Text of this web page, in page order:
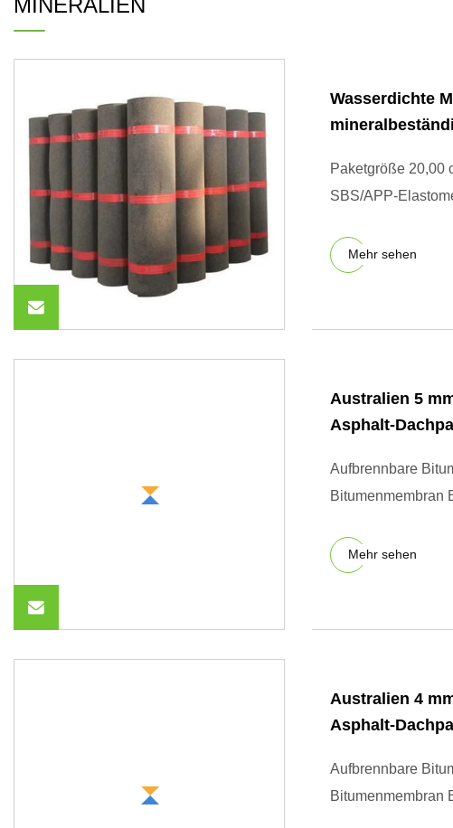
MINERALIEN
Wasserdichte
Paketgröße 20,00
SBS/APP-
Mehr sehen
Australien 5
Asphalt-
Aufbrennbare
Bitumenmembran
Mehr sehen
Australien 4
Asphalt-
Aufbrennbare
Bitumenmembran